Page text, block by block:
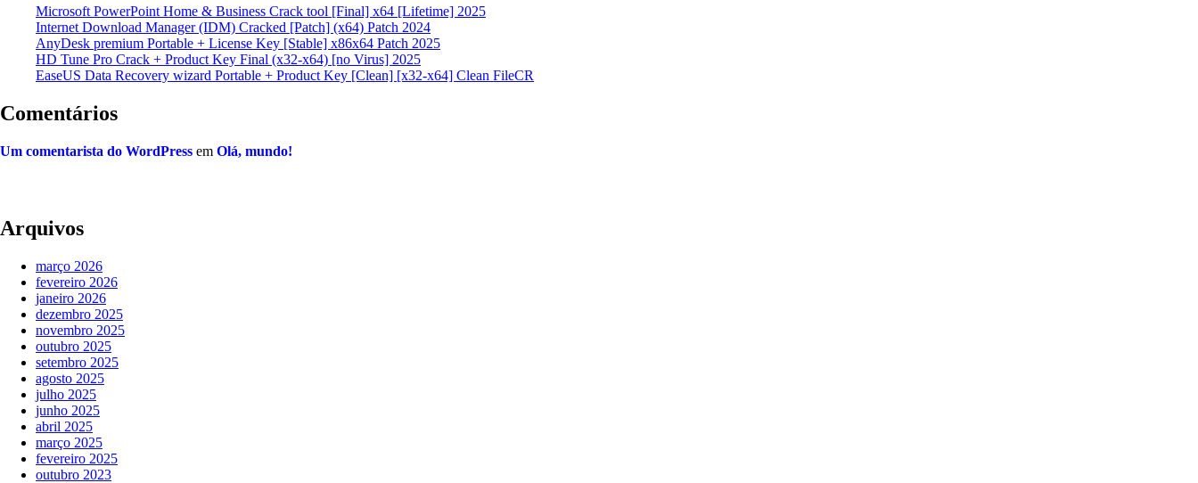
Microsoft PowerPoint Home & Business Crack tool [Final] x64 [Lifetime] 2025
Internet Download Manager (IDM) Cracked [Patch] (x64) Patch 2024
AnyDesk premium Portable + License Key [Stable] x86x64 Patch 2025
HD Tune Pro Crack + Product Key Final (x32-x64) [no Virus] 2025
EaseUS Data Recovery wizard Portable + Product Key [Clean] [x32-x64] Clean FileCR
Comentários
Um comentarista do WordPress em Olá, mundo!
Arquivos
março 2026
fevereiro 2026
janeiro 2026
dezembro 2025
novembro 2025
outubro 2025
setembro 2025
agosto 2025
julho 2025
junho 2025
abril 2025
março 2025
fevereiro 2025
outubro 2023